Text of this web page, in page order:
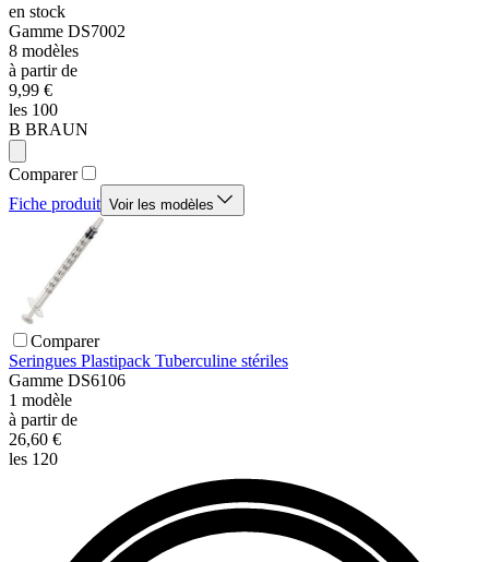
en stock
Gamme DS7002
8 modèles
à partir de
9,99 €
les 100
B BRAUN
Comparer
Fiche produit Voir les modèles
Comparer
Seringues Plastipack Tuberculine stériles
Gamme DS6106
1 modèle
à partir de
26,60 €
les 120